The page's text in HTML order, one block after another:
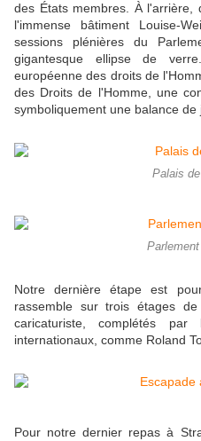
des États membres. À l'arrière,
l'immense bâtiment Louise-
sessions plénières du
gigantesque ellipse de
européenne des droits de
des Droits de l'Homme, une
symboliquement une balance de
Palais
Notre dernière étape est
rassemble sur trois étages
caricaturiste, complétés
internationaux, comme Roland
Pour notre dernier repas à